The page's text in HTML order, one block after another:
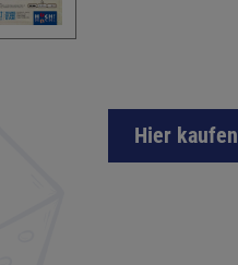
Hier kaufen